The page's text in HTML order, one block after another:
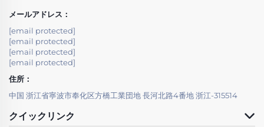
メールアドレス：
[email protected]
[email protected]
[email protected]
[email protected]
住所：
中国 浙江省寧波市奉化区方橋工業団地 長河北路4番地 浙江-315514
クイックリンク